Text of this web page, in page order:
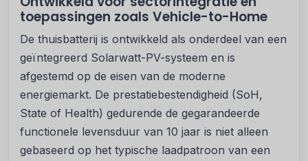
toepassingen zoals Vehicle-to-Home
De thuisbatterij is ontwikkeld als onderdeel van een
geïntegreerd Solarwatt-PV-systeem en is
afgestemd op de eisen van de moderne
energiemarkt. De prestatiebestendigheid (SoH,
State of Health) gedurende de gegarandeerde
functionele levensduur van 10 jaar is niet alleen
gebaseerd op het typische laadpatroon van een